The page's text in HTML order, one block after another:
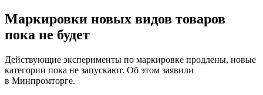
Маркировки новых видов товаров
пока не будет
Действующие эксперименты по маркировке продлены, новые
категории пока не запускают. Об этом заявили
в Минпромторге.